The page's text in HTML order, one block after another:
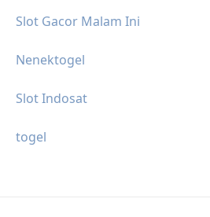
Slot Gacor Malam Ini
Nenektogel
Slot Indosat
togel